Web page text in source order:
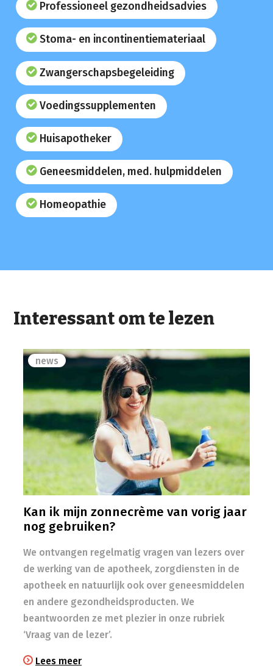
Professioneel gezondheidsadvies
Stoma- en incontinentiemateriaal
Zwangerschapsbegeleiding
Voedingssupplementen
Huisapotheker
Geneesmiddelen, med. hulpmiddelen
Homeopathie
Interessant om te lezen
news
Kan ik mijn zonnecrème van vorig jaar
nog gebruiken?
We ontvangen regelmatig vragen van lezers over
de werking van de apotheek, zorgdiensten in de
apotheek en natuurlijk ook over geneesmiddelen
en andere gezondheidsproducten. We
beantwoorden ze met plezier in onze rubriek
‘Vraag van de lezer’.
Lees meer